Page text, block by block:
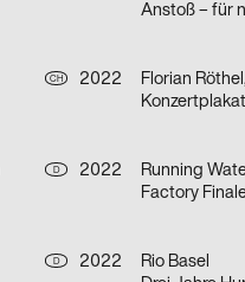
CH
2022
Florian
D
2022
Running
Factory
D
2022
Rio Basel